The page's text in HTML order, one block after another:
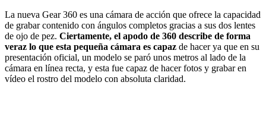
La nueva Gear 360 es una cámara de acción que ofrece la capacidad
de grabar contenido con ángulos completos gracias a sus dos lentes
de ojo de pez. Ciertamente, el apodo de 360 describe de forma
veraz lo que esta pequeña cámara es capaz de hacer ya que en su
presentación oficial, un modelo se paró unos metros al lado de la
cámara en línea recta, y esta fue capaz de hacer fotos y grabar en
vídeo el rostro del modelo con absoluta claridad.